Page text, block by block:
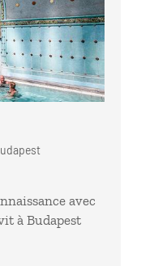
avec
à Budapest